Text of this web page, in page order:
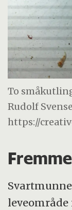
To
Rudolf
https://